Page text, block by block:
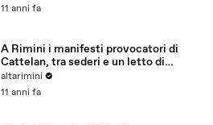
11 anni fa
A Rimini i manifesti provocatori di
Cattelan, tra sederi e un letto di
patatine
altarimini
11 anni fa